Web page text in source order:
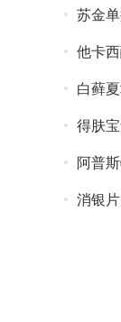
苏金
他卡
白藓
得肤
阿普
消银